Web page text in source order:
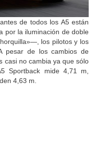
de todos los A5 están
por la iluminación de doble
los pilotos y los
pesar de los cambios de
casi no cambia ya que sólo
Sportback mide 4,71 m,
4,63 m.